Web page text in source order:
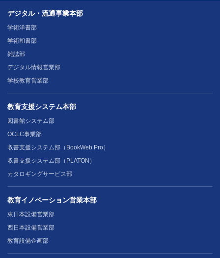
デジタル・流通事業本部
学術洋書部
学術和書部
雑誌部
デジタル情報営業部
学校教育営業部
教育支援システム本部
図書館システム部
OCLC事業部
収書支援システム部（BookWeb Pro）
収書支援システム部（PLATON）
カタロギングサービス部
教育イノベーション営業本部
東日本設備営業部
西日本設備営業部
教育設備企画部